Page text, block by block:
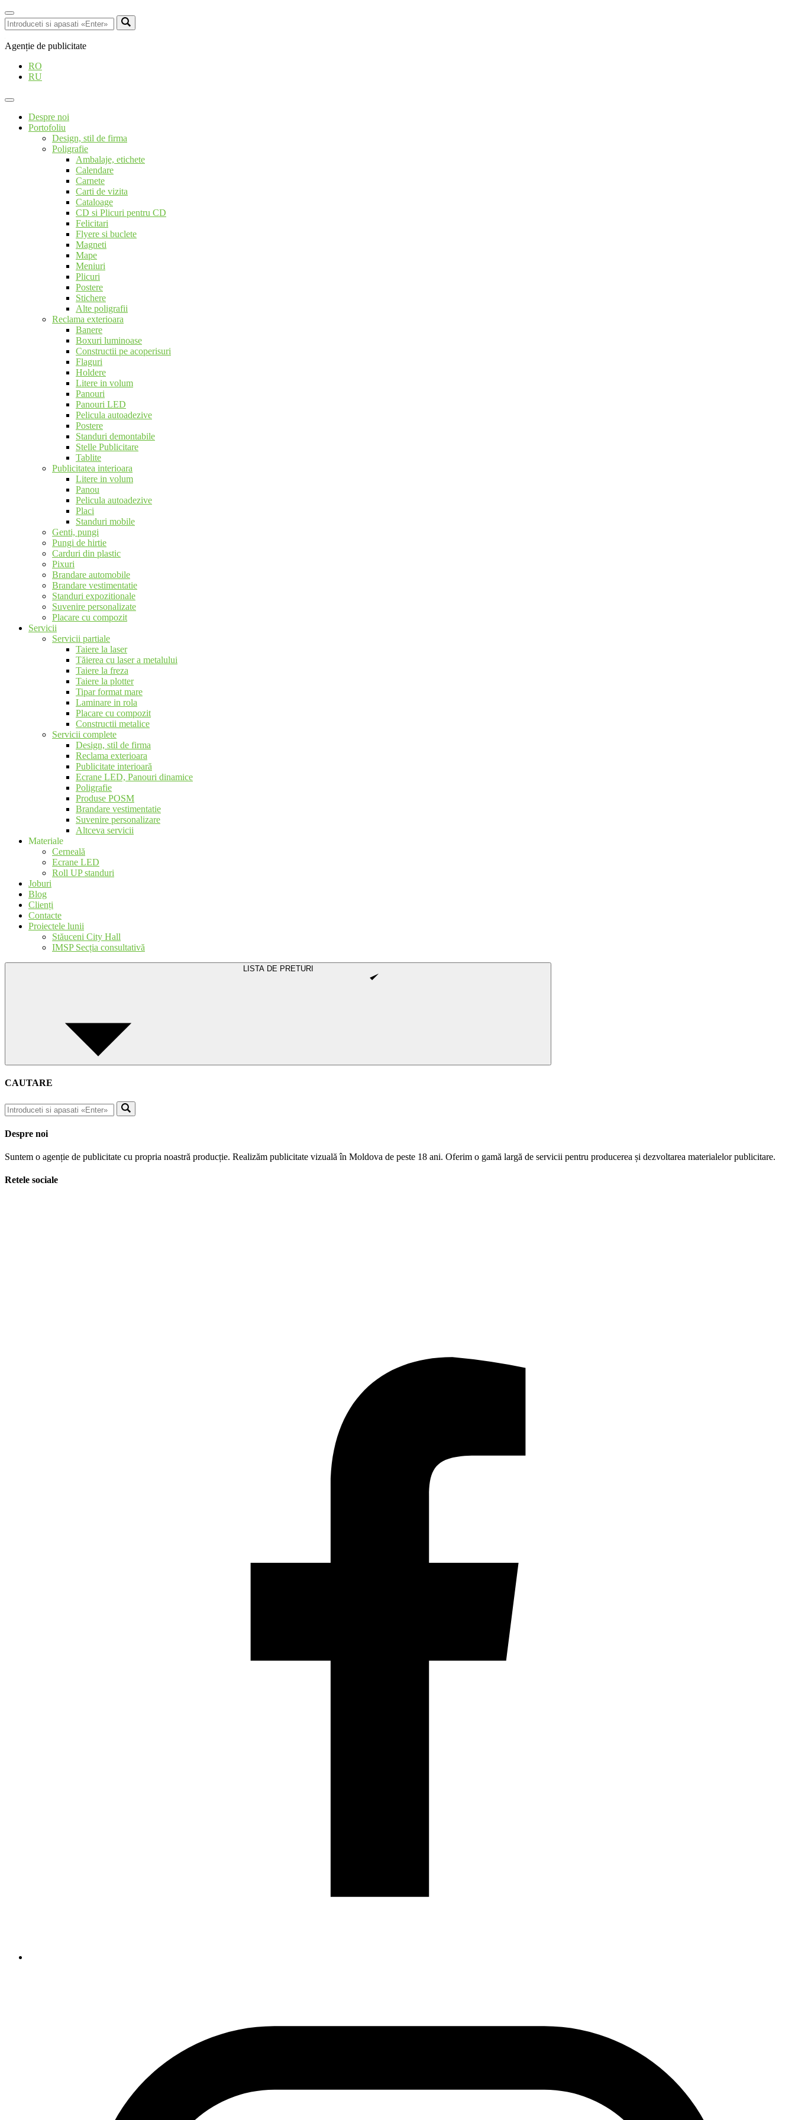
Agenție de publicitate
RO
RU
Despre noi
Portofoliu
Design, stil de firma
Poligrafie
Ambalaje, etichete
Calendare
Carnete
Carti de vizita
Cataloage
CD si Plicuri pentru CD
Felicitari
Flyere si buclete
Magneti
Mape
Meniuri
Plicuri
Postere
Stichere
Alte poligrafii
Reclama exterioara
Banere
Boxuri luminoase
Constructii pe acoperisuri
Flaguri
Holdere
Litere in volum
Panouri
Panouri LED
Pelicula autoadezive
Postere
Standuri demontabile
Stelle Publicitare
Tablite
Publicitatea interioara
Litere in volum
Panou
Pelicula autoadezive
Placi
Standuri mobile
Genti, pungi
Pungi de hirtie
Carduri din plastic
Pixuri
Brandare automobile
Brandare vestimentatie
Standuri expozitionale
Suvenire personalizate
Placare cu compozit
Servicii
Servicii partiale
Taiere la laser
Tăierea cu laser a metalului
Taiere la freza
Taiere la plotter
Tipar format mare
Laminare in rola
Placare cu compozit
Constructii metalice
Servicii complete
Design, stil de firma
Reclama exterioara
Publicitate interioară
Ecrane LED, Panouri dinamice
Poligrafie
Produse POSM
Brandare vestimentatie
Suvenire personalizare
Altceva servicii
Materiale
Cerneală
Ecrane LED
Roll UP standuri
Joburi
Blog
Clienți
Contacte
Proiectele lunii
Stăuceni City Hall
IMSP Secția consultativă
LISTA DE PRETURI
CAUTARE
Despre noi
Suntem o agenție de publicitate cu propria noastră producție. Realizăm publicitate vizuală în Moldova de peste 18 ani. Oferim o gamă largă de servicii pentru producerea și dezvoltarea materialelor publicitare.
Retele sociale